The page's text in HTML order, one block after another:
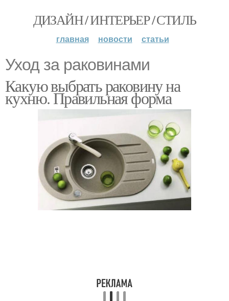
ДИЗАЙН / ИНТЕРЬЕР / СТИЛЬ
главная новости статьи
Уход за раковинами
Какую выбрать раковину на
кухню. Правильная форма